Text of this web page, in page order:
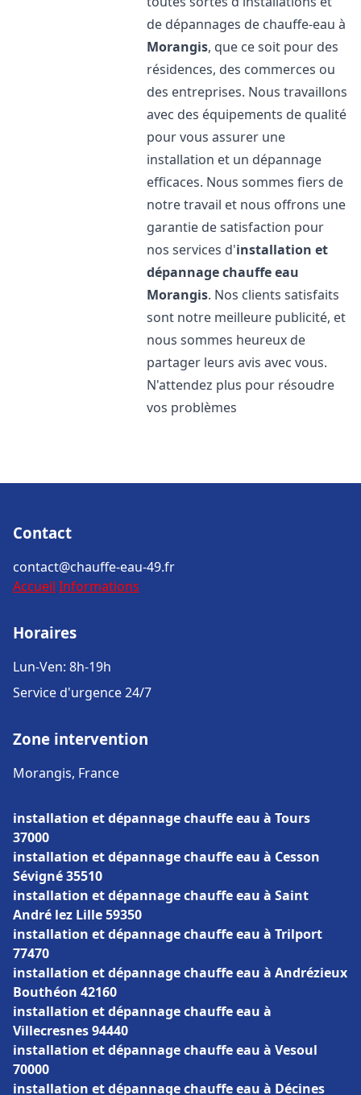
de dépannages de chauffe-eau à
Morangis, que ce soit pour des
résidences, des commerces ou
des entreprises. Nous travaillons
avec des équipements de qualité
pour vous assurer une
installation et un dépannage
efficaces. Nous sommes fiers de
notre travail et nous offrons une
garantie de satisfaction pour
nos services d'installation et
dépannage chauffe eau
Morangis. Nos clients satisfaits
sont notre meilleure publicité, et
nous sommes heureux de
partager leurs avis avec vous.
N'attendez plus pour résoudre
vos problèmes
Contact
contact@chauffe-eau-49.fr
Accueil Informations
Horaires
Lun-Ven: 8h-19h
Service d'urgence 24/7
Zone intervention
Morangis, France
installation et dépannage chauffe eau à Tours
37000
installation et dépannage chauffe eau à Cesson
Sévigné 35510
installation et dépannage chauffe eau à Saint
André lez Lille 59350
installation et dépannage chauffe eau à Trilport
77470
installation et dépannage chauffe eau à Andrézieux
Bouthéon 42160
installation et dépannage chauffe eau à
Villecresnes 94440
installation et dépannage chauffe eau à Vesoul
70000
installation et dépannage chauffe eau à Décines